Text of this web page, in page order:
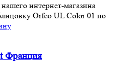
интернет-магазина
Orfeo UL Color 01 по
Франция